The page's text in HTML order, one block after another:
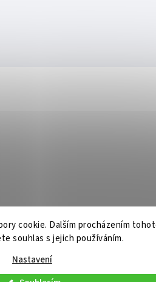
cookie. Dalším procházením
souhlas s jejich používáním.
Nastavení